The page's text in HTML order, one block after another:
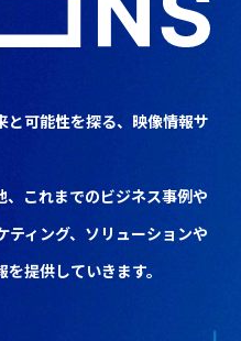
と可能性を探る、映像情報サ
、これまでのビジネス事例や
ィング、ソリューションや
提供していきます。